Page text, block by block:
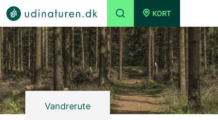
KORT
Vandrerute